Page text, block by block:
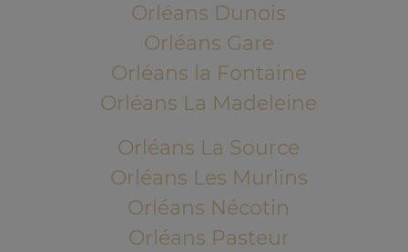
Orléans Dunois
Orléans Gare
Orléans la Fontaine
Orléans La Madeleine
Orléans La Source
Orléans Les Murlins
Orléans Nécotin
Orléans Pasteur